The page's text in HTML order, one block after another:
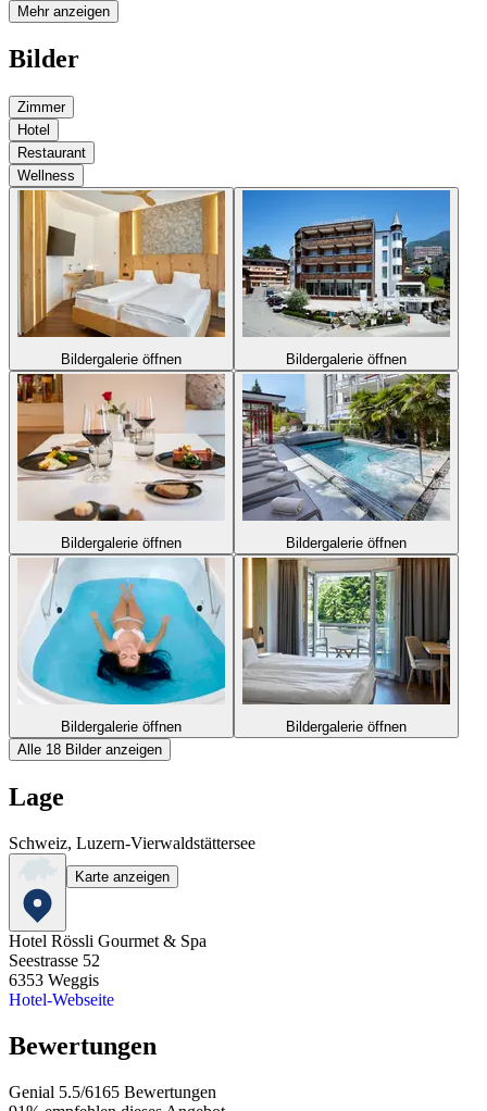
Mehr anzeigen
Bilder
Zimmer
Hotel
Restaurant
Wellness
Bildergalerie öffnen Bildergalerie öffnen
Bildergalerie öffnen Bildergalerie öffnen
Bildergalerie öffnen
Bildergalerie öffnen
Alle 18 Bilder anzeigen
Lage
Schweiz, Luzern-Vierwaldstättersee
Karte anzeigen
Hotel Rössli Gourmet & Spa
Seestrasse 52
6353 Weggis
Hotel-Webseite
Bewertungen
Genial 5.5/6165 Bewertungen